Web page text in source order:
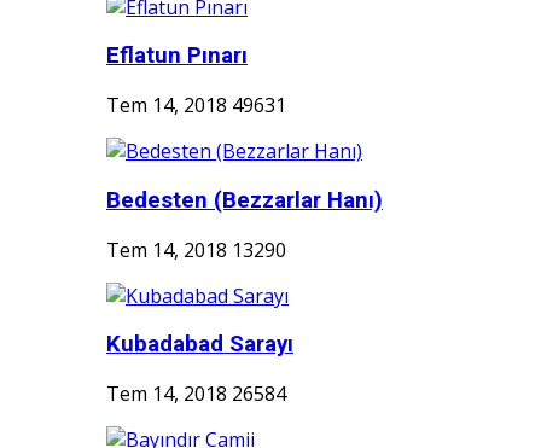
Eflatun Pınarı
Tem 14, 2018 49631
Bedesten (Bezzarlar Hanı)
Tem 14, 2018 13290
Kubadabad Sarayı
Tem 14, 2018 26584